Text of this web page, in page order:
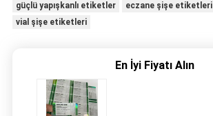
güçlü yapışkanlı etiketler
eczane şişe etiketleri
vial şişe etiketleri
En İyi Fiyatı Alın